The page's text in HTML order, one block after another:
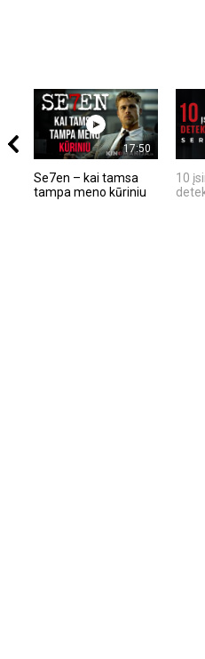
17:50
Se7en – kai tamsa
tampa meno kūriniu
10